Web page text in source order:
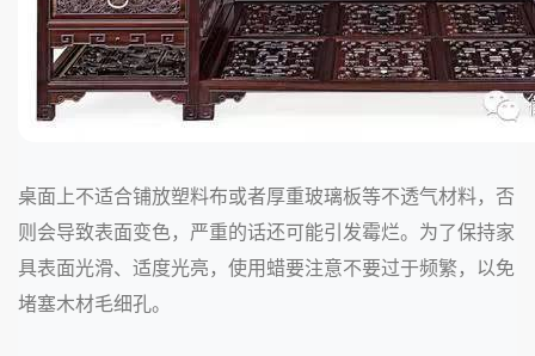
桌面上不适合铺放塑料布或者厚重玻璃板等不透气材料，否
则会导致表面变色，严重的话还可能引发霉烂。为了保持家
具表面光滑、适度光亮，使用蜡要注意不要过于频繁，以免
堵塞木材毛细孔。